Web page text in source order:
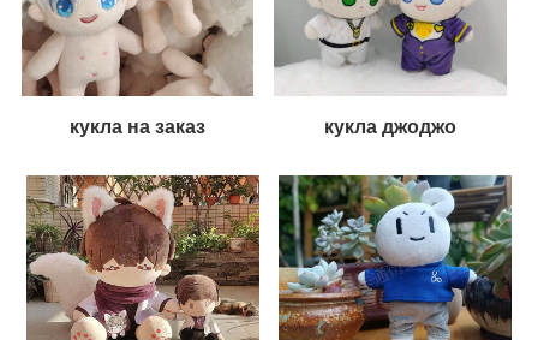
кукла на заказ кукла джоджо